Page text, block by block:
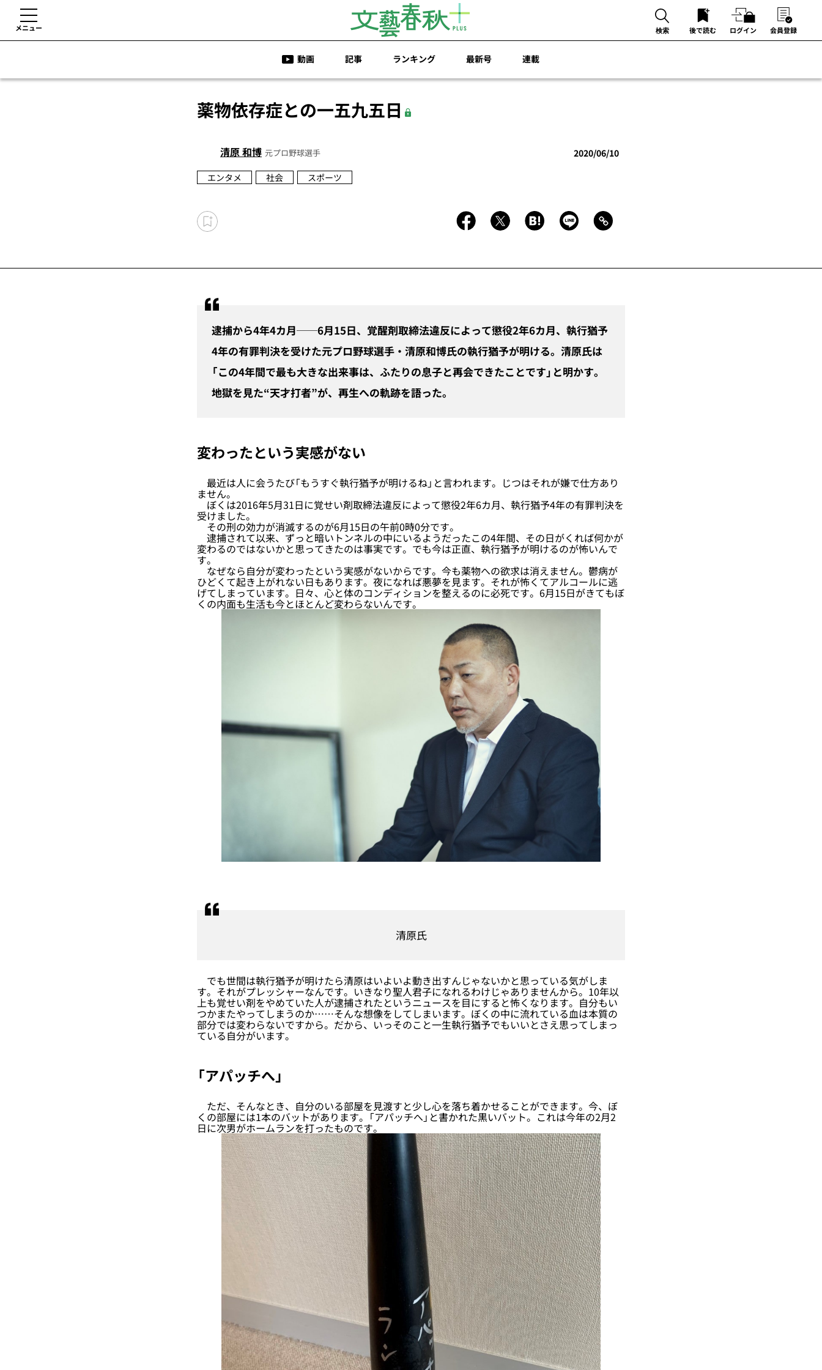
メニュー 検索 後で読む ログイン 会員登録
動画 記事 ランキング 最新号 連載
薬物依存症との一五九五日
清原 和博 元プロ野球選手
2020/06/10
エンタメ
社会 スポーツ
逮捕から4年4カ月──6月15日、覚醒剤取締法違反によって懲役2年6カ月、執行猶予
4年の有罪判決を受けた元プロ野球選手・清原和博氏の執行猶予が明ける。清原氏は
「この4年間で最も大きな出来事は、ふたりの息子と再会できたことです」と明かす。
地獄を見た“天才打者”が、再生への軌跡を語った。
変わったという実感がない
最近は人に会うたび「もうすぐ執行猶予が明けるね」と言われます。じつはそれが嫌で仕方あり
ません。
ぼくは2016年5月31日に覚せい剤取締法違反によって懲役2年6カ月、執行猶予4年の有罪判決を
受けました。
その刑の効力が消滅するのが6月15日の午前0時0分です。
逮捕されて以来、ずっと暗いトンネルの中にいるようだったこの4年間、その日がくれば何かが
変わるのではないかと思ってきたのは事実です。でも今は正直、執行猶予が明けるのが怖いんで
す。
なぜなら自分が変わったという実感がないからです。今も薬物への欲求は消えません。鬱病が
ひどくて起き上がれない日もあります。夜になれば悪夢を見ます。それが怖くてアルコールに逃
げてしまっています。日々、心と体のコンディションを整えるのに必死です。6月15日がきてもぼ
くの内面も生活も今とほとんど変わらないんです。
清原氏
でも世間は執行猶予が明けたら清原はいよいよ動き出すんじゃないかと思っている気がしま
す。それがプレッシャーなんです。いきなり聖人君子になれるわけじゃありませんから。10年以
上も覚せい剤をやめていた人が逮捕されたというニュースを目にすると怖くなります。自分もい
つかまたやってしまうのか……そんな想像をしてしまいます。ぼくの中に流れている血は本質の
部分では変わらないですから。だから、いっそのこと一生執行猶予でもいいとさえ思ってしまっ
ている自分がいます。
「アパッチへ」
ただ、そんなとき、自分のいる部屋を見渡すと少し心を落ち着かせることができます。今、ぼ
くの部屋には1本のバットがあります。「アパッチへ」と書かれた黒いバット。これは今年の2月2
日に次男がホームランを打ったものです。